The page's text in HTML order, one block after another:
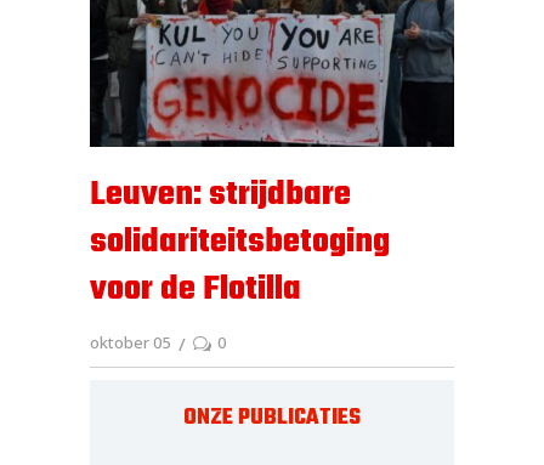
Leuven: strijdbare
solidariteitsbetoging
voor de Flotilla
oktober 05 0
ONZE PUBLICATIES